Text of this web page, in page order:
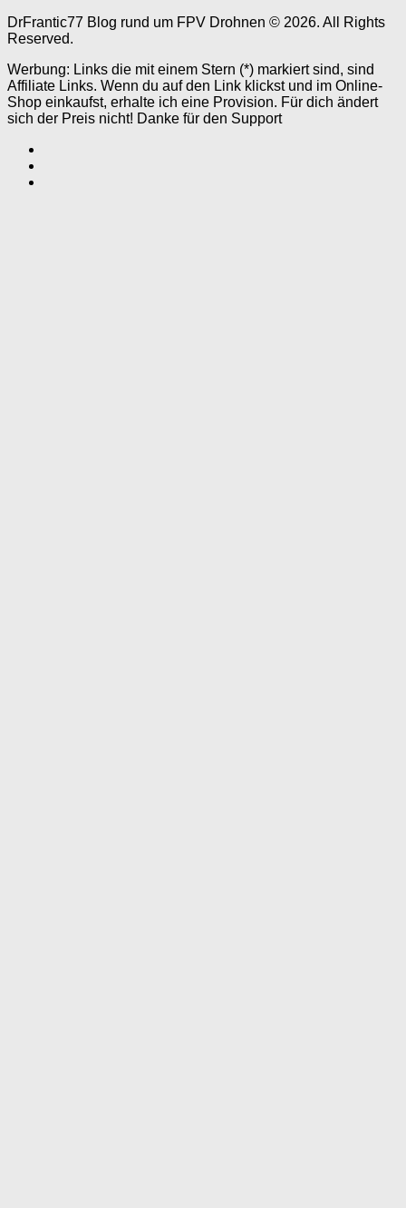
DrFrantic77 Blog rund um FPV Drohnen © 2026. All Rights
Reserved.
Werbung: Links die mit einem Stern (*) markiert sind, sind
Affiliate Links. Wenn du auf den Link klickst und im Online-
Shop einkaufst, erhalte ich eine Provision. Für dich ändert
sich der Preis nicht! Danke für den Support